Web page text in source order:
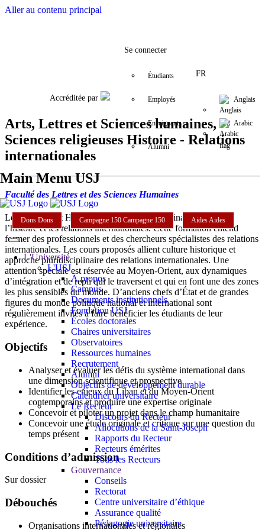
Aller au contenu principal
Facebook
Accréditée par
Se connecter
Étudiants
Employés
Enseignants
Alumni
FR
Anglais
Arabic
Main Menu USJ
Dons Dons Campagne 150 Campagne 150 AidesAides
L'Université
L'USJ
À propos
Campus
Documents institutionnels
Fondation USJ
Écoles doctorales
Chaires universitaires
Observatoires
Ressources humaines
Recrutement
Alumni
Objectifs de développement durable
Calendrier universitaire
Le Recteur
Discours du Recteur
Allocutions de la Saint-Joseph
Rapports du Recteur
Recteurs émérites
Tous les Recteurs
Gouvernance
Conseils
Rectorat
Centre universitaire d’éthique
Assurance qualité
Pédagogie universitaire
Arts, Lettres et Sciences humaines,
Sciences religieuses Histoire - Relations
internationales
Faculté des Lettres et des Sciences Humaines
Le département HRI offre une formation originale, articulant
l’histoire et les relations internationales. Cette formation entend
former des professionnels et des chercheurs spécialistes des relations
internationales. Les cours proposés allient culture historique et
approche pluridisciplinaire des relations internationales. Une
attention spéciale est réservée au Moyen-Orient, aux dynamiques
d’intégration et de repli qui le traversent et qui en font une des zones
les plus sensibles du monde. D’anciens chefs d’État et de grandes
figures du monde politique national et international sont
régulièrement invités à faire bénéficier les étudiants de leur
expérience.
Objectifs
Analyser et évaluer les défis du système international dans
une dimension scientifique et prospective
Identifier les enjeux du Liban et du Moyen-Orient
contemporains et produire une expertise originale
Concevoir et piloter un projet dans le champ humanitaire
Concevoir une étude originale et critique sur une question du
temps présent
Conditions d’admission
Sur dossier
Débouchés
Organisations internationales et régionales